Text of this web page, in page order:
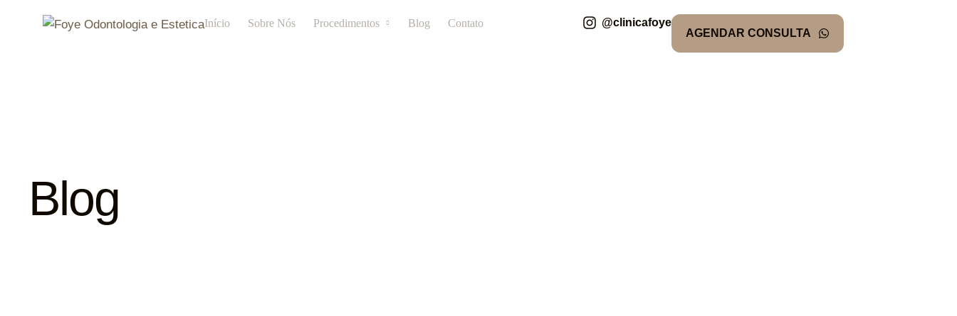
Início Sobre Nós Procedimentos Blog Contato
@clinicafoye
AGENDAR CONSULTA
Blog